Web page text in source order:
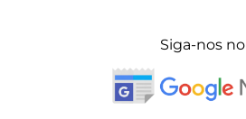
Siga-nos no